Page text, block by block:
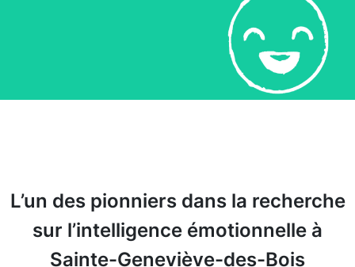
L’un des pionniers dans la recherche
sur l’intelligence émotionnelle à
Sainte-Geneviève-des-Bois